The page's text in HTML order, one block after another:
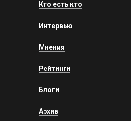
Кто есть кто
Интервью
Мнения
Рейтинги
Блоги
Архив